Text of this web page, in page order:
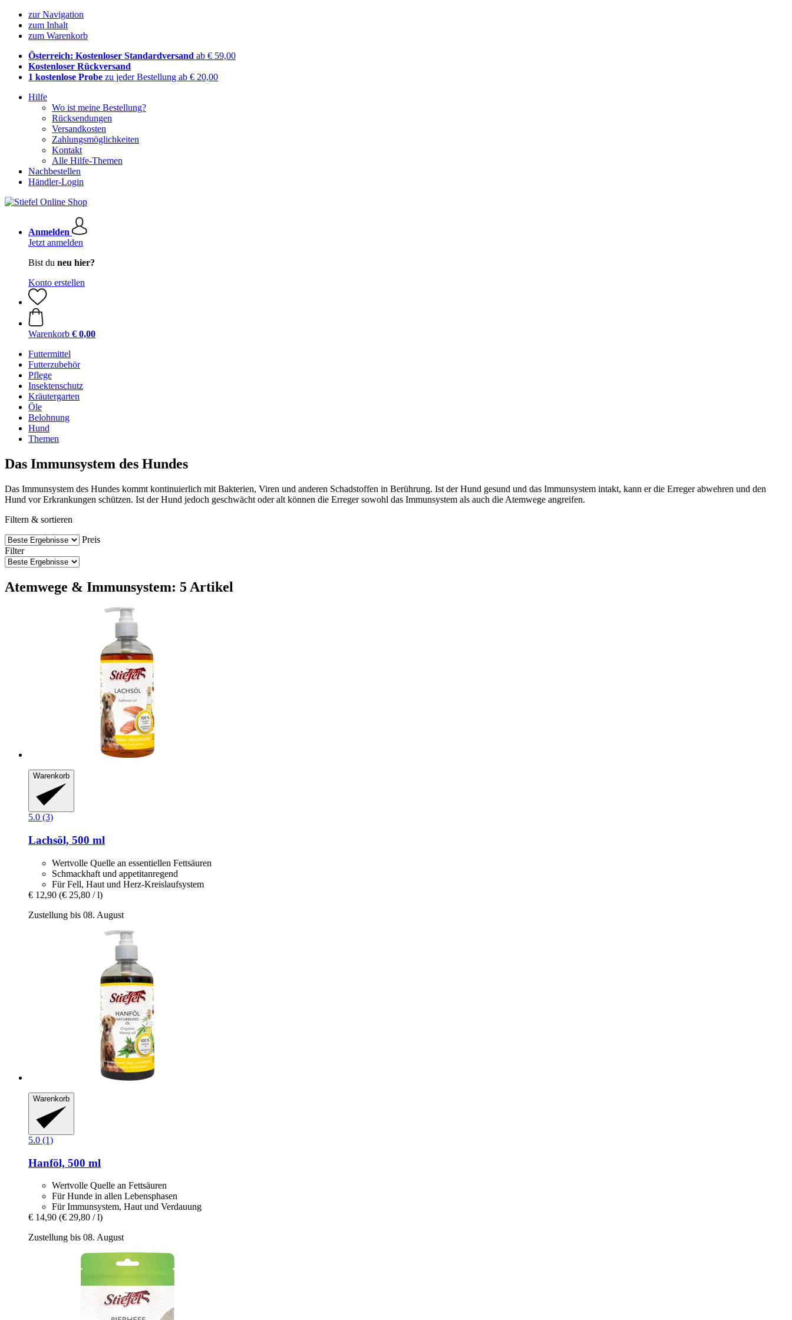
zur Navigation
zum Inhalt
zum Warenkorb
Österreich: Kostenloser Standardversand ab € 59,00
Kostenloser Rückversand
1 kostenlose Probe zu jeder Bestellung ab € 20,00
Hilfe
Wo ist meine Bestellung?
Rücksendungen
Versandkosten
Zahlungsmöglichkeiten
Kontakt
Alle Hilfe-Themen
Nachbestellen
Händler-Login
Anmelden
Jetzt anmelden
Bist du neu hier?
Konto erstellen
Warenkorb € 0,00
Futtermittel
Futterzubehör
Pflege
Insektenschutz
Kräutergarten
Öle
Belohnung
Hund
Themen
Das Immunsystem des Hundes
Das Immunsystem des Hundes kommt kontinuierlich mit Bakterien, Viren und anderen Schadstoffen in Berührung. Ist der Hund gesund und das Immunsystem intakt, kann er die Erreger abwehren und den
Hund vor Erkrankungen schützen. Ist der Hund jedoch geschwächt oder alt können die Erreger sowohl das Immunsystem als auch die Atemwege angreifen.
Filtern & sortieren
Preis
Filter
Atemwege & Immunsystem: 5 Artikel
Warenkorb
5.0 (3)
Lachsöl, 500 ml
Wertvolle Quelle an essentiellen Fettsäuren
Schmackhaft und appetitanregend
Für Fell, Haut und Herz-Kreislaufsystem
€ 12,90 (€ 25,80 / l)
Zustellung bis 08. August
Warenkorb
5.0 (1)
Hanföl, 500 ml
Wertvolle Quelle an Fettsäuren
Für Hunde in allen Lebensphasen
Für Immunsystem, Haut und Verdauung
€ 14,90 (€ 29,80 / l)
Zustellung bis 08. August